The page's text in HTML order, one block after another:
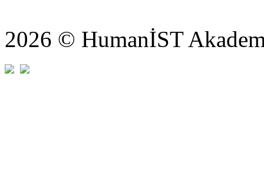
2026 © HumanİST